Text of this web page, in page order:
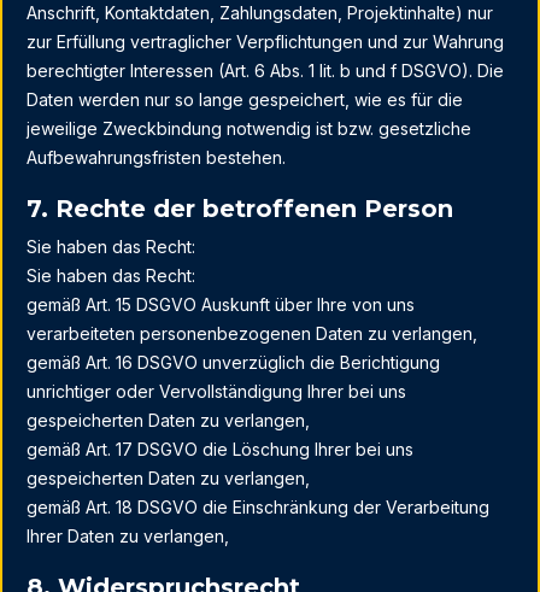
Anschrift, Kontaktdaten, Zahlungsdaten, Projektinhalte) nur
zur Erfüllung vertraglicher Verpflichtungen und zur Wahrung
berechtigter Interessen (Art. 6 Abs. 1 lit. b und f DSGVO). Die
Daten werden nur so lange gespeichert, wie es für die
jeweilige Zweckbindung notwendig ist bzw. gesetzliche
Aufbewahrungsfristen bestehen.
7. Rechte der betroffenen Person
Sie haben das Recht:
Sie haben das Recht:
gemäß Art. 15 DSGVO Auskunft über Ihre von uns
verarbeiteten personenbezogenen Daten zu verlangen,
gemäß Art. 16 DSGVO unverzüglich die Berichtigung
unrichtiger oder Vervollständigung Ihrer bei uns
gespeicherten Daten zu verlangen,
gemäß Art. 17 DSGVO die Löschung Ihrer bei uns
gespeicherten Daten zu verlangen,
gemäß Art. 18 DSGVO die Einschränkung der Verarbeitung
Ihrer Daten zu verlangen,